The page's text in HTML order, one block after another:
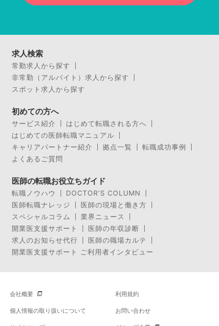
求人検索
常勤求人から探す
非常勤（アルバイト）求人から探す
スポット求人から探す
初めての方へ
サービス紹介
はじめて転職される方へ
はじめての医師転職マニュアル
キャリアパートナー紹介
拠点一覧
転職成功事例
よくあるご質問
医師の転職お役立ちガイド
転職ノウハウ
DOCTOR’S COLUMN
医師転職ナレッジ
医師の現場と働き方
スペシャルコラム
業界ニュース
開業医支援サポート
医師の年収診断
求人のお知らせ代行
医師の職場カルテ
開業医支援サポート ご利用者インタビュー
会社概要 利用規約
個人情報の取り扱いについて お問い合わせ